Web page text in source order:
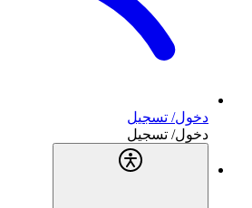
دخول/ تسجيل
دخول/ تسجيل